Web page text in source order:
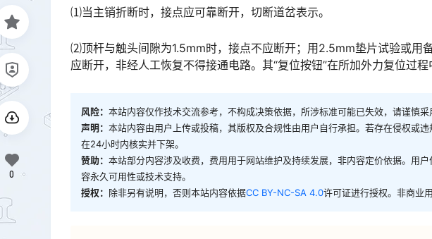
⑴当主销折断时，接点应可靠断开，切断道岔表示。
⑵顶杆与触头间隙为1.5mm时，接点不应断开；用2.5mm垫片试验或用
应断开，非经人工恢复不得接通电路。其“复位按钮”在所加外力复位过程
风险： 本站内容仅作技术交流参考，不构成决策依据，所涉标准可能已失效，请谨慎采
声明： 本站内容由用户上传或投稿，其版权及合规性由用户自行承担。若存在侵权或
在24小时内核实并下架。
赞助： 本站部分内容涉及收费，费用用于网站维护及持续发展，非内容定价依据。用
容永久可用性或技术支持。
授权： 除非另有说明，否则本站内容依据CC BY-NC-SA 4.0许可证进行授权。非商业
0